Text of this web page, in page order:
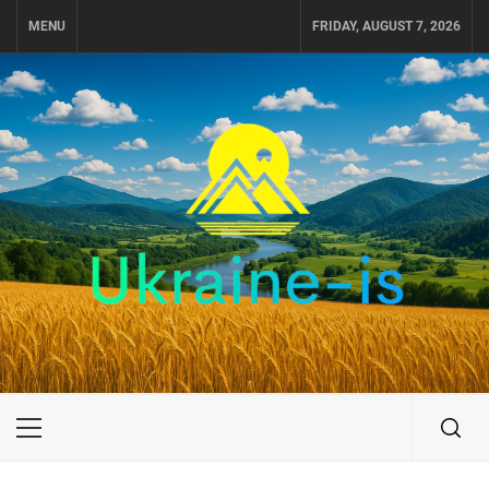
MENU FRIDAY, AUGUST 7, 2026
UKRAINE-IS
ПУТЕШЕСТВИЕ ПО УКРАИНЕ
Primary